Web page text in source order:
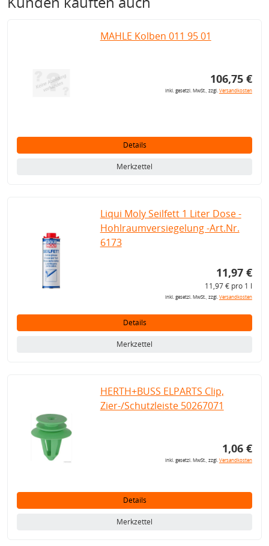
MAHLE Kolben 011 95 01
106,75 €
inkl. gesetzl. MwSt., zzgl.Versandkosten
Details
Merkzettel
Liqui Moly Seilfett 1 Liter Dose -
Hohlraumversiegelung -Art.Nr.
6173
11,97 €
11,97 € pro 1 l
inkl. gesetzl. MwSt., zzgl.Versandkosten
Details
Merkzettel
HERTH+BUSS ELPARTS Clip,
Zier-/Schutzleiste 50267071
1,06 €
inkl. gesetzl. MwSt., zzgl.Versandkosten
Details
Merkzettel